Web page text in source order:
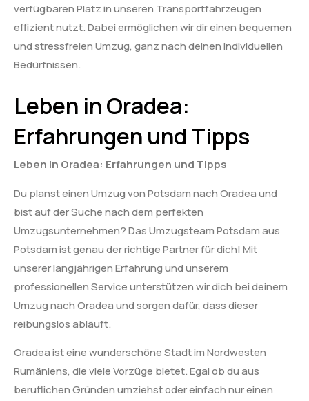
verfügbaren Platz in unseren Transportfahrzeugen
effizient nutzt. Dabei ermöglichen wir dir einen bequemen
und stressfreien Umzug, ganz nach deinen individuellen
Bedürfnissen.
Leben in Oradea:
Erfahrungen und Tipps
Leben in Oradea: Erfahrungen und Tipps
Du planst einen Umzug von Potsdam nach Oradea und
bist auf der Suche nach dem perfekten
Umzugsunternehmen? Das Umzugsteam Potsdam aus
Potsdam ist genau der richtige Partner für dich! Mit
unserer langjährigen Erfahrung und unserem
professionellen Service unterstützen wir dich bei deinem
Umzug nach Oradea und sorgen dafür, dass dieser
reibungslos abläuft.
Oradea ist eine wunderschöne Stadt im Nordwesten
Rumäniens, die viele Vorzüge bietet. Egal ob du aus
beruflichen Gründen umziehst oder einfach nur einen